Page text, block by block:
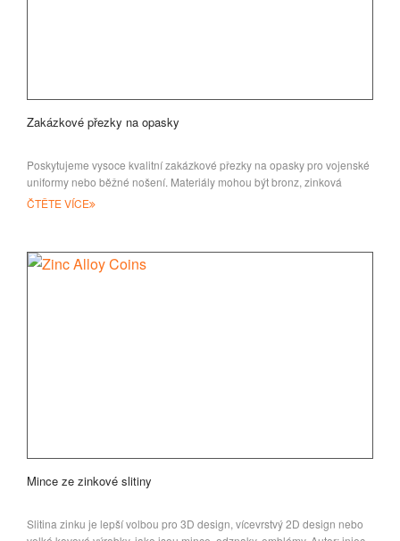
Zakázkové přezky na opasky
Poskytujeme vysoce kvalitní zakázkové přezky na opasky pro vojenské
uniformy nebo běžné nošení. Materiály mohou být bronz, zinková
slitina, cín a IR
ČTĚTE VÍCE
Mince ze zinkové slitiny
Slitina zinku je lepší volbou pro 3D design, vícevrstvý 2D design nebo